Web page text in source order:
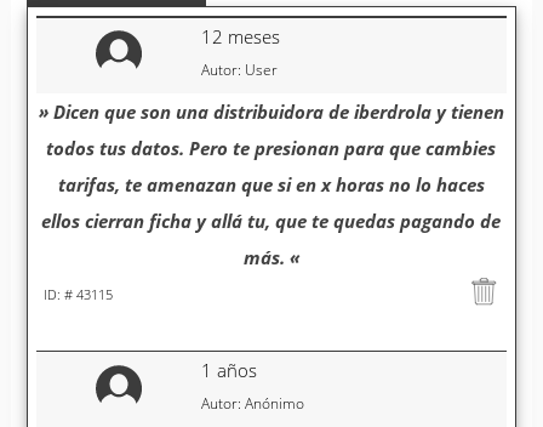
Autor: User
12 meses
ID: # 43115
» Dicen que son una distribuidora de iberdrola y tienen
todos tus datos. Pero te presionan para que cambies
tarifas, te amenazan que si en x horas no lo haces
ellos cierran ficha y allá tu, que te quedas pagando de
más. «
Autor: Anónimo
1 años